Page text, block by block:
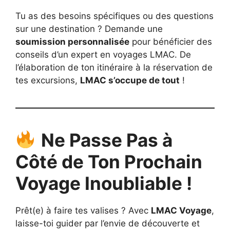
Tu as des besoins spécifiques ou des questions
sur une destination ? Demande une
soumission personnalisée pour bénéficier des
conseils d’un expert en voyages LMAC. De
l’élaboration de ton itinéraire à la réservation de
tes excursions, LMAC s’occupe de tout !
Ne Passe Pas à
Côté de Ton Prochain
Voyage Inoubliable !
Prêt(e) à faire tes valises ? Avec LMAC Voyage,
laisse-toi guider par l’envie de découverte et